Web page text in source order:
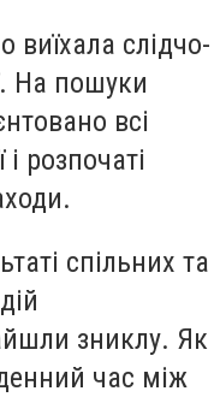
виїхала слідчо-
На пошуки
всі
розпочаті
спільних та
зниклу. Як
час між